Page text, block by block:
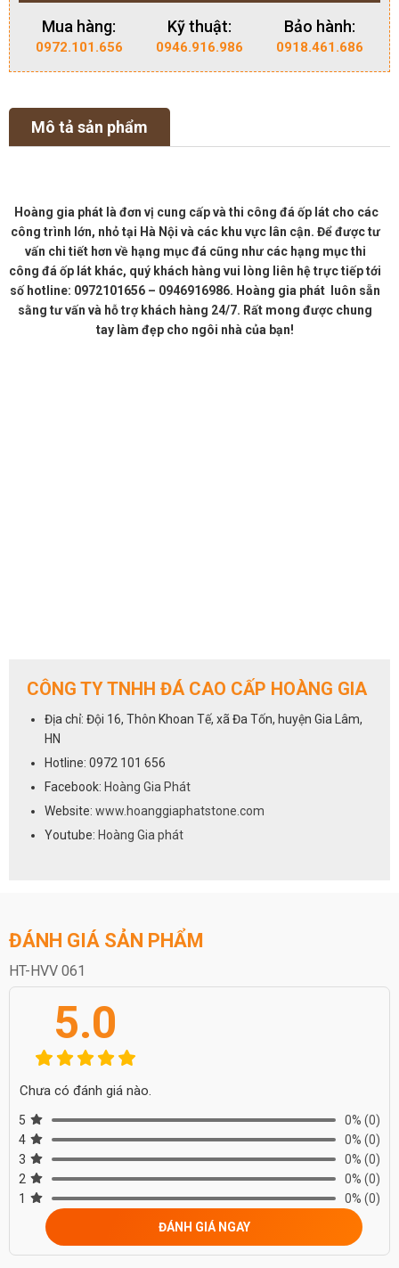
Mua hàng:
0972.101.656
Kỹ thuật:
0946.916.986
Bảo hành:
0918.461.686
Mô tả sản phẩm
Hoàng gia phát là đơn vị cung cấp và thi công đá ốp lát cho các
công trình lớn, nhỏ tại Hà Nội và các khu vực lân cận. Để được tư
vấn chi tiết hơn về hạng mục đá cũng như các hạng mục thi
công đá ốp lát khác, quý khách hàng vui lòng liên hệ trực tiếp tới
số hotline: 0972101656 – 0946916986. Hoàng gia phát luôn sẵn
sằng tư vấn và hỗ trợ khách hàng 24/7. Rất mong được chung
tay làm đẹp cho ngôi nhà của bạn!
CÔNG TY TNHH ĐÁ CAO CẤP HOÀNG GIA
Địa chỉ: Đội 16, Thôn Khoan Tế, xã Đa Tốn, huyện Gia Lâm,
HN
Hotline: 0972 101 656
Facebook: Hoàng Gia Phát
Website: www.hoanggiaphatstone.com
Youtube: Hoàng Gia phát
ĐÁNH GIÁ SẢN PHẨM
HT-HVV 061
5.0
Chưa có đánh giá nào.
5 0% (0)
4
0% (0)
3
0% (0)
2
0% (0)
1
0% (0)
ĐÁNH GIÁ NGAY